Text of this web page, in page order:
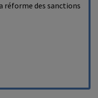
réforme des sanctions